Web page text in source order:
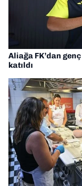
Aliağa FK’dan
katıldı